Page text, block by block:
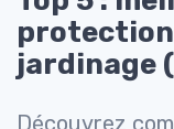
jardinage
Découvrez